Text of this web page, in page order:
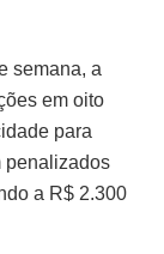
semana, a
em oito
para
penalizados
a R$ 2.300